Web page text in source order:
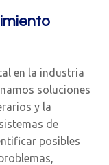
en la industria
soluciones
y la
de
posibles